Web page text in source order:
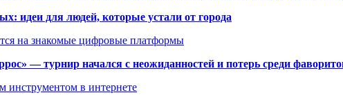
идеи для людей, которые устали от города
на знакомые цифровые платформы
— турнир начался с неожиданностей и потерь среди
инструментом в интернете